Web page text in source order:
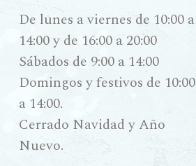
De lunes a viernes de 10:00 a
14:00 y de 16:00 a 20:00
Sábados de 9:00 a 14:00
Domingos y festivos de 10:00
a 14:00.
Cerrado Navidad y Año
Nuevo.